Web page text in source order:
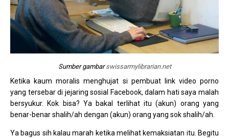
Sumber gambarswissarmylibrarian.net
Ketika kaum moralis menghujat si pembuat link video porno
yang tersebar di jejaring sosial Facebook, dalam hati saya malah
bersyukur. Kok bisa? Ya bakal terlihat itu (akun) orang yang
benar-benar shalih/ah dengan (akun) orang yang sok shalih/ah.
Ya bagus sih kalau marah ketika melihat kemaksiatan itu. Begitu